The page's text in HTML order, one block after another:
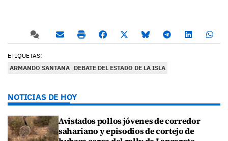
ETIQUETAS:
ARMANDO SANTANA DEBATE DEL ESTADO DE LA ISLA
NOTICIAS DE HOY
Avistados pollos jóvenes de corredor
sahariano y episodios de cortejo de